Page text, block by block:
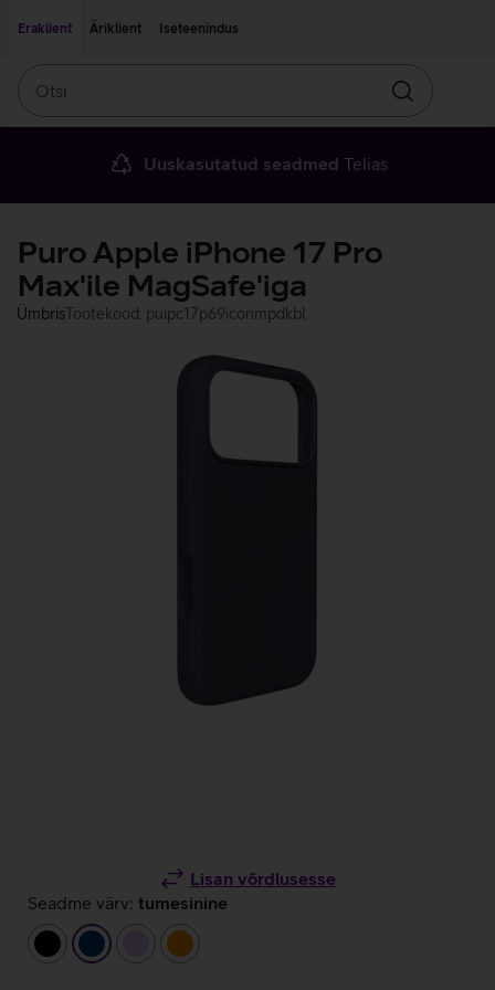
Eraklient
Äriklient Iseteenindus
Otsin
Uuskasutatud seadmed Telias
Puro Apple iPhone 17 Pro
Max'ile MagSafe'iga
ÜmbrisTootekood: puipc17p69iconmpdkbl
Lisan võrdlusesse
Seadme värv: tumesinine
must
tumesininehelelillaoranž